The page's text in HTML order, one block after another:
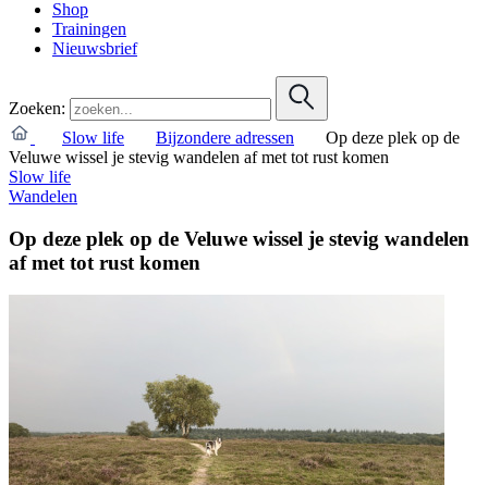
Shop
Trainingen
Nieuwsbrief
Zoeken:
Slow life
Bijzondere adressen
Op deze plek op de
Veluwe wissel je stevig wandelen af met tot rust komen
Slow life
Wandelen
Op deze plek op de Veluwe wissel je stevig wandelen
af met tot rust komen